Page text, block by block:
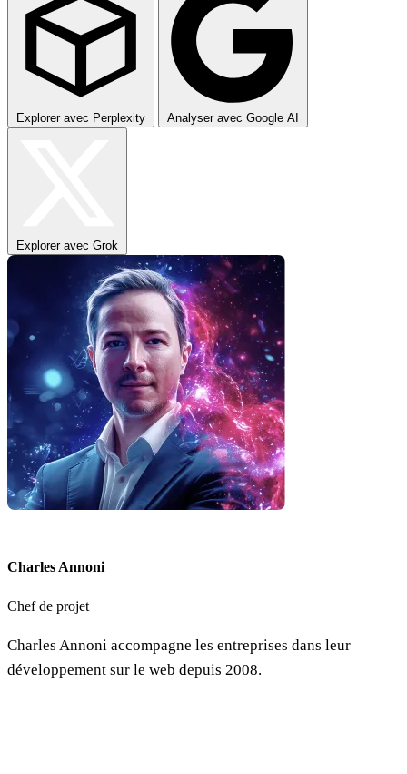
Explorer avec Perplexity Analyser avec Google AI
Explorer avec Grok
Charles Annoni
Chef de projet
Charles Annoni accompagne les entreprises dans leur
développement sur le web depuis 2008.